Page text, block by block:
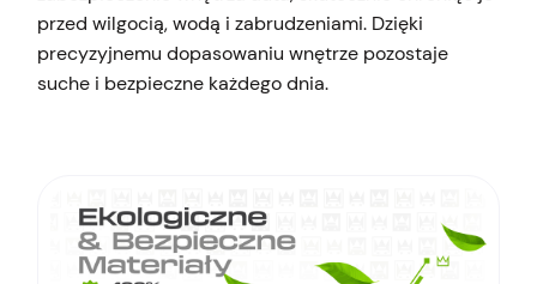
przed wilgocią, wodą i zabrudzeniami. Dzięki
precyzyjnemu dopasowaniu wnętrze pozostaje
suche i bezpieczne każdego dnia.